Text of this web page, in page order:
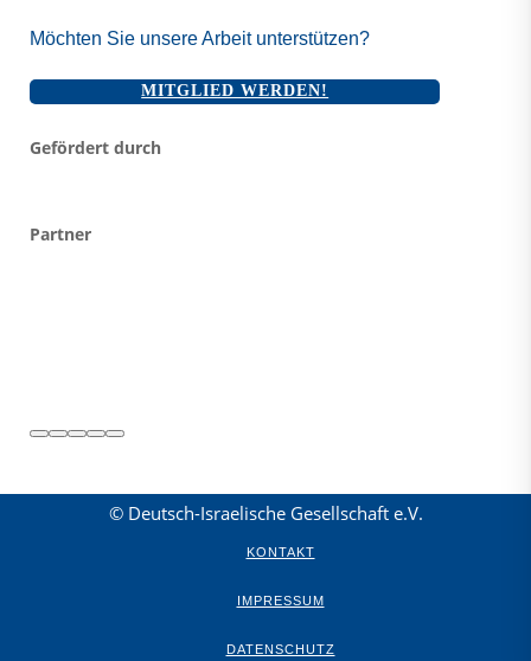
Möchten Sie unsere Arbeit unterstützen?
MITGLIED WERDEN!
Gefördert durch
Partner
© Deutsch-Israelische Gesellschaft e.V.
KONTAKT
IMPRESSUM
DATENSCHUTZ